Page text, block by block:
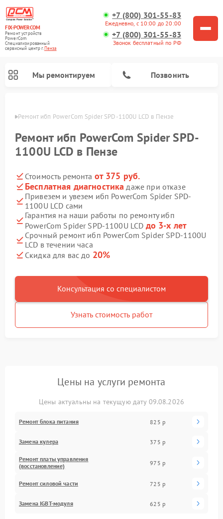
FIX-POWERCOM
Ремонт устройств
PowerCom
Специализированный
cервисный центр г.Пенза
+7 (800) 301-55-83
Ежедневно, с 10:00 до 20:00
+7 (800) 301-55-83
Звонок бесплатный по РФ
Мы ремонтируем Позвонить
Ремонт ибп PowerCom Spider SPD-1100U LCD в Пензе
Ремонт ибп PowerCom Spider SPD-
1100U LCD в Пензе
Стоимость ремонта от 375 руб.
Бесплатная диагностика даже при отказе
Привезем и увезем ибп PowerCom Spider SPD-
1100U LCD сами
Гарантия на наши работы по ремонту ибп
PowerCom Spider SPD-1100U LCD до 3-х лет
Срочный ремонт ибп PowerCom Spider SPD-1100U
LCD в течении часа
Скидка для вас до 20%
Консультация со специалистом
Узнать стоимость работ
Цены на услуги ремонта
Цены актуальны на текущую дату 09.08.2026
Ремонт блока питания 825 р
Замена кулера 375 р
Ремонт платы управления
(восстановление)
975 р
Ремонт силовой части 725 р
Замена IGBT-модуля 625 р